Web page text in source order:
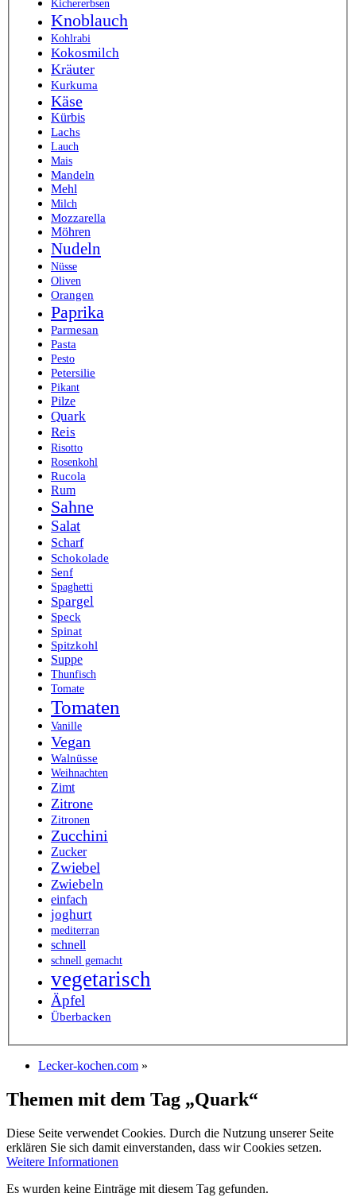
Kichererbsen
Knoblauch
Kohlrabi
Kokosmilch
Kräuter
Kurkuma
Käse
Kürbis
Lachs
Lauch
Mais
Mandeln
Mehl
Milch
Mozzarella
Möhren
Nudeln
Nüsse
Oliven
Orangen
Paprika
Parmesan
Pasta
Pesto
Petersilie
Pikant
Pilze
Quark
Reis
Risotto
Rosenkohl
Rucola
Rum
Sahne
Salat
Scharf
Schokolade
Senf
Spaghetti
Spargel
Speck
Spinat
Spitzkohl
Suppe
Thunfisch
Tomate
Tomaten
Vanille
Vegan
Walnüsse
Weihnachten
Zimt
Zitrone
Zitronen
Zucchini
Zucker
Zwiebel
Zwiebeln
einfach
joghurt
mediterran
schnell
schnell gemacht
vegetarisch
Äpfel
Überbacken
Lecker-kochen.com »
Themen mit dem Tag „Quark“
Diese Seite verwendet Cookies. Durch die Nutzung unserer Seite
erklären Sie sich damit einverstanden, dass wir Cookies setzen.
Weitere Informationen
Es wurden keine Einträge mit diesem Tag gefunden.